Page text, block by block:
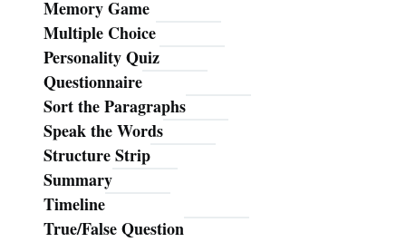
Memory Game
Multiple Choice
Personality Quiz
Questionnaire
Sort the Paragraphs
Speak the Words
Structure Strip
Summary
Timeline
True/False Question